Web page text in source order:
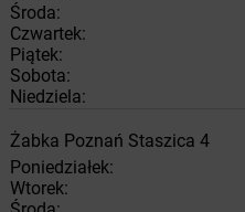
Środa:
Czwartek:
Piątek:
Sobota:
Niedziela:
Żabka Poznań Staszica 4
Poniedziałek:
Wtorek: